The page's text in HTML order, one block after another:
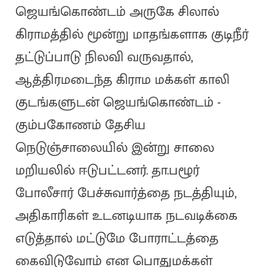
ஜெயங்கொண்டம் அருகே சிலால்
கிராமத்தில் மூன்று மாதங்களாக குடிநீர்
தட்டுப்பாடு நிலவி வருவதால்,
ஆத்திரமடைந்த கிராம மக்கள் காலி
குடங்களுடன் ஜெயங்கொண்டம் -
கும்பகோணம் தேசிய
நெடுஞ்சாலையில் இன்று சாலை
மறியலில் ஈடுபட்டனர். தா.பழூர்
போலீசார் பேச்சுவார்த்தை நடத்தியும்,
அதிகாரிகள் உடனடியாக நடவடிக்கை
எடுத்தால் மட்டுமே போராட்டத்தை
கைவிடுவோம் என பொதுமக்கள்